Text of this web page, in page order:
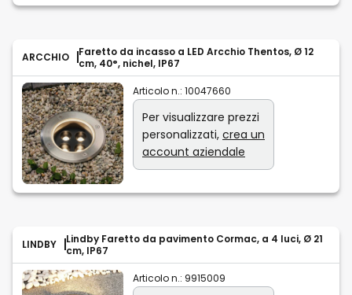
ARCCHIO
Faretto da incasso a LED Arcchio Thentos, Ø 12
cm, 40°, nichel, IP67
Articolo n.: 10047660
Per visualizzare prezzi
personalizzati, crea un
account aziendale
LINDBY
Lindby Faretto da pavimento Cormac, a 4 luci, Ø 21
cm, IP67
Articolo n.: 9915009